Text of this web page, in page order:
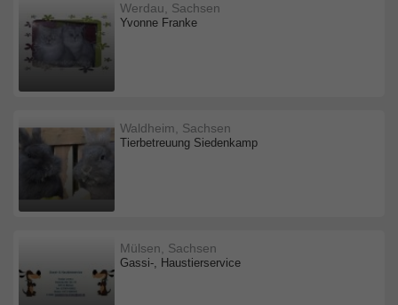
Yvonne Franke
Werdau, Sachsen
Tierbetreuung Siedenkamp
Waldheim, Sachsen
Gassi-, Haustierservice
Mülsen, Sachsen